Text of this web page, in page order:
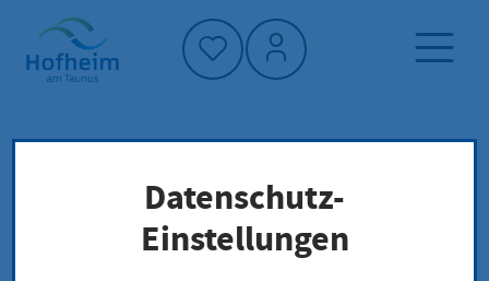
Startseite"
Dienstleistung-Finder
Lokale Anliegen
Kommanditgesellschaft (KG) anmelden
Datenschutz-
Einstellungen